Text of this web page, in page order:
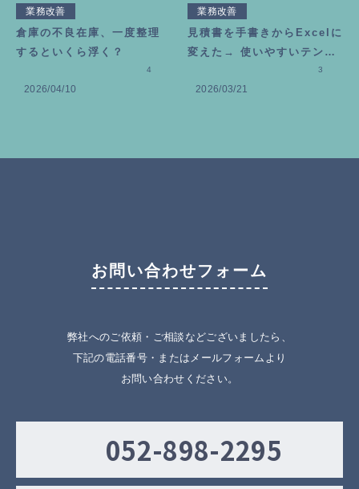
業務改善
倉庫の不良在庫、一度整理
するといくら浮く？
2026/04/10
4
業務改善
見積書を手書きからExcelに
変えた→ 使いやすいテンプ
2026/03/21
3
お問い合わせフォーム
弊社へのご依頼・ご相談などございましたら、
下記の電話番号・またはメールフォームより
お問い合わせください。
052-898-2295